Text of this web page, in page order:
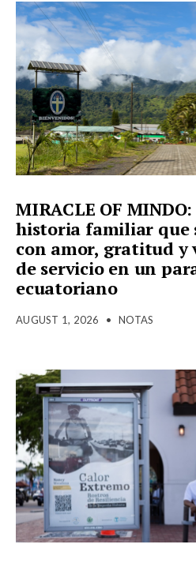
MIRACLE OF
historia familiar que
con amor, gratitud y
de servicio en un
ecuatoriano
AUGUST 1, 2026 • NOTAS